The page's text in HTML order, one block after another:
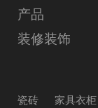
产品
装修装饰
瓷砖 家具衣柜